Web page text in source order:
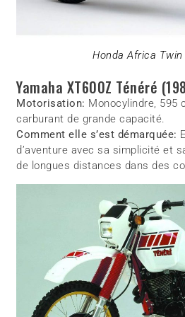
Honda Africa Twin
Yamaha XT600Z Ténéré
Motorisation: Monocylindre, 595
carburant de grande capacité.
Comment elle s’est démarquée:
d’aventure avec sa simplicité et
de longues distances dans des